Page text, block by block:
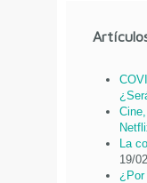
La
19/